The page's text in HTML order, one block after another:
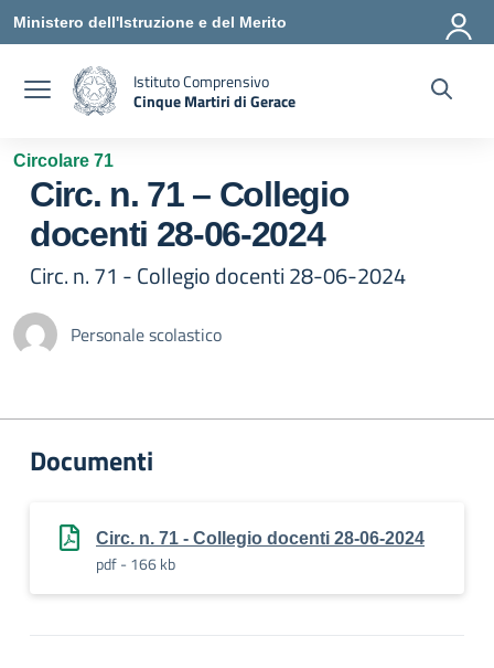
Vai ai contenuti
Vai al menu di navigazione
Vai al footer
Ministero dell'Istruzione e del Merito
Istituto Comprensivo
Cinque Martiri di Gerace
Circolare 71
Circ. n. 71 – Collegio
docenti 28-06-2024
Circ. n. 71 - Collegio docenti 28-06-2024
Personale scolastico
Documenti
Circ. n. 71 - Collegio docenti 28-06-2024
pdf - 166 kb